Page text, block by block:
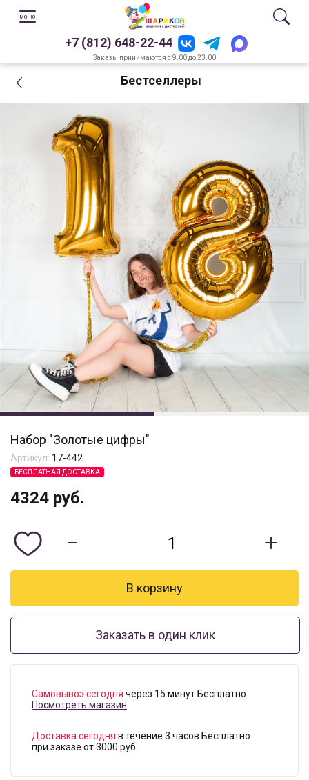
+7 (812) 648-22-44
Заказы принимаются с 9.00 до 23.00
Бестселлеры
Набор "Золотые цифры"
Артикул: 17-442
БЕСПЛАТНАЯ ДОСТАВКА
4324 руб.
Заказать в один клик
Самовывоз сегодня через 15 минут Бесплатно.
Посмотреть магазин
Доставка сегодня в течение 3 часов Бесплатно
при заказе от 3000 руб.